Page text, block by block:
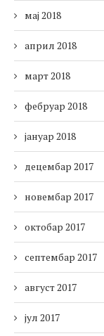
мај 2018
април 2018
март 2018
фебруар 2018
јануар 2018
децембар 2017
новембар 2017
октобар 2017
септембар 2017
август 2017
јул 2017